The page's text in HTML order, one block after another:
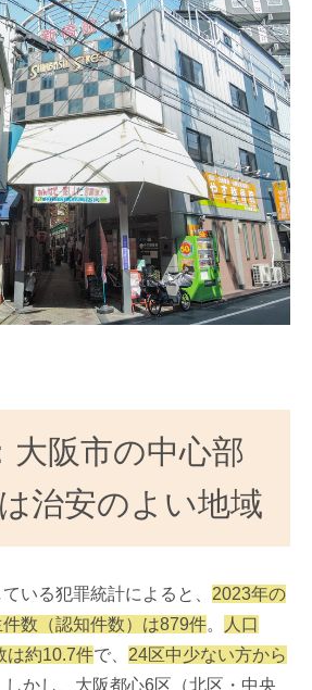
大阪市の中心部
治安のよい地域
いる犯罪統計によると、 2023年の
数（認知件数）は879件。
人口
は約10.7件で、 24区中少ない方から
しかし、大阪都心6区（北区・中央